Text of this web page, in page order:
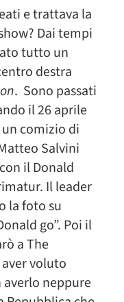
e trattava la
Dai tempi
tutto un
destra
. Sono passati
il 26 aprile
comizio di
Salvini
il Donald
Il leader
la foto su
go”. Poi il
a The
voluto
averlo neppure